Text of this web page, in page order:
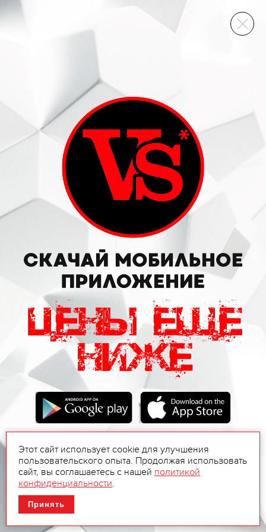
ВИННЫЙ СКЛАД
Этот сайт использует cookie для улучшения
пользовательского опыта. Продолжая использовать
сайт, вы соглашаетесь с нашей политикой
конфиденциальности.
Принять